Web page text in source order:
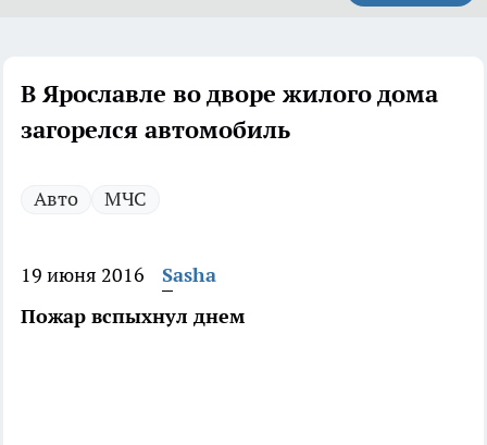
В Ярославле во дворе жилого дома
загорелся автомобиль
Авто МЧС
19 июня 2016
Sasha
Пожар вспыхнул днем